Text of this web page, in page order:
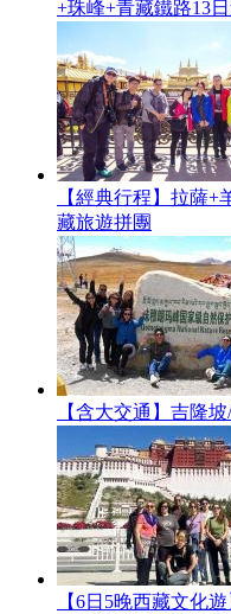
+珠峰+青藏鐵路13
【經典行程】拉薩
藏旅遊拼團
【含大交通】吉隆
【6日5晚西藏文化